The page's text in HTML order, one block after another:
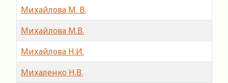
Михайлова М. В.
Михайлова М.В.
Михайлова Н.И.
Михаленко Н.В.